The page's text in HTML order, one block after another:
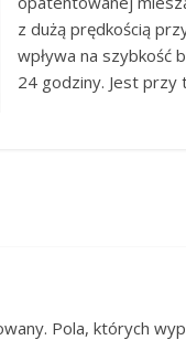
z dużą prędkością
wpływa na szybkość
24 godziny. Jest przy
Pola, których